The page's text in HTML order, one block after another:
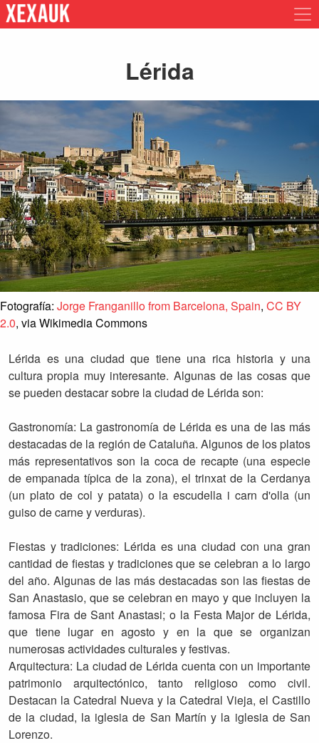
Lérida
Fotografía: Jorge Franganillo from Barcelona, Spain, CC BY
2.0, via Wikimedia Commons
Lérida es una ciudad que tiene una rica historia y una
cultura propia muy interesante. Algunas de las cosas que
se pueden destacar sobre la ciudad de Lérida son:
Gastronomía: La gastronomía de Lérida es una de las más
destacadas de la región de Cataluña. Algunos de los platos
más representativos son la coca de recapte (una especie
de empanada típica de la zona), el trinxat de la Cerdanya
(un plato de col y patata) o la escudella i carn d'olla (un
guiso de carne y verduras).
Fiestas y tradiciones: Lérida es una ciudad con una gran
cantidad de fiestas y tradiciones que se celebran a lo largo
del año. Algunas de las más destacadas son las fiestas de
San Anastasio, que se celebran en mayo y que incluyen la
famosa Fira de Sant Anastasi; o la Festa Major de Lérida,
que tiene lugar en agosto y en la que se organizan
numerosas actividades culturales y festivas.
Arquitectura: La ciudad de Lérida cuenta con un importante
patrimonio arquitectónico, tanto religioso como civil.
Destacan la Catedral Nueva y la Catedral Vieja, el Castillo
de la ciudad, la iglesia de San Martín y la iglesia de San
Lorenzo.